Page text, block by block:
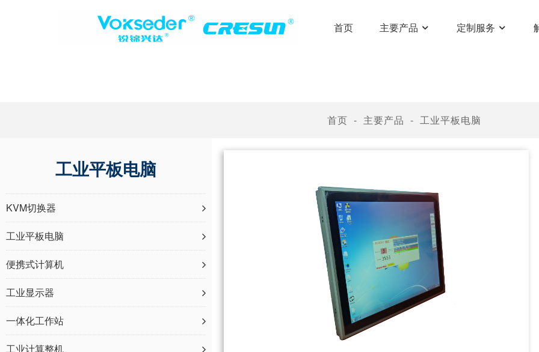
首页 主要产品 定制服务
首页 主要产品 工业平板电脑
工业平板电脑
KVM切换器
工业平板电脑
便携式计算机
工业显示器
一体化工作站
工业计算整机